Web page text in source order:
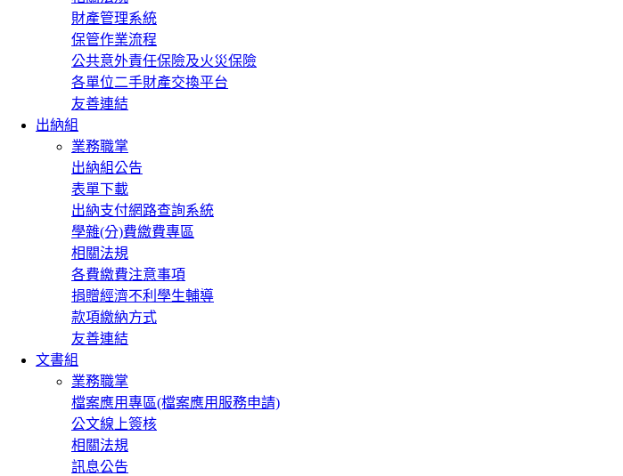
財產管理系統
保管作業流程
公共意外責任保險及火災保險
各單位二手財產交換平台
友善連結
出納組
業務職掌
出納組公告
表單下載
出納支付網路查詢系統
學雜(分)費繳費專區
相關法規
各費繳費注意事項
捐贈經濟不利學生輔導
款項繳納方式
友善連結
文書組
業務職掌
檔案應用專區(檔案應用服務申請)
公文線上簽核
相關法規
訊息公告